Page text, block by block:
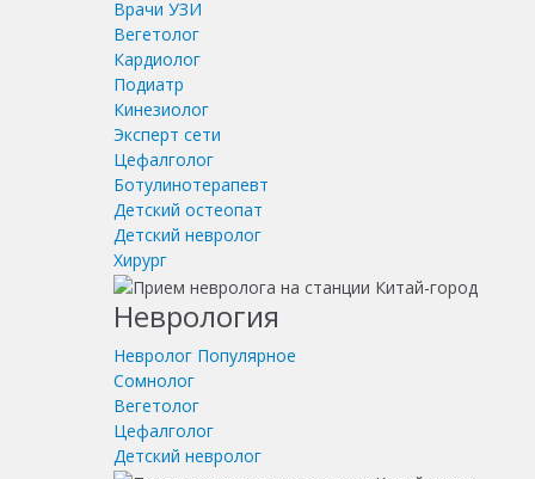
Врачи УЗИ
Вегетолог
Кардиолог
Подиатр
Кинезиолог
Эксперт сети
Цефалголог
Ботулинотерапевт
Детский остеопат
Детский невролог
Хирург
Неврология
Невролог Популярное
Сомнолог
Вегетолог
Цефалголог
Детский невролог